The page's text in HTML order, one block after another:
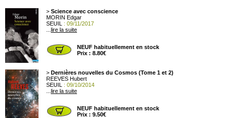
> Science avec conscience
MORIN Edgar
SEUIL
: 09/11/2017
lire la suite
NEUF habituellement en stock
Prix : 8.80€
> Dernières nouvelles du Cosmos (Tome 1 et 2)
REEVES Hubert
SEUIL
: 09/10/2014
lire la suite
NEUF habituellement en stock
Prix : 9.50€